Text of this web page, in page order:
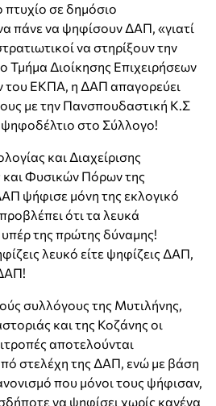
πτυχίο σε δημόσιο
πάνε να ψηφίσουν ΔΑΠ, «γιατί
να στηρίξουν την
Τμήμα Διοίκησης Επιχειρήσεων
του ΕΚΠΑ, η ΔΑΠ απαγορεύει
με την Πανσπουδαστική Κ.Σ
στο Σύλλογο!
και Διαχείρισης
και Φυσικών Πόρων της
ψήφισε μόνη της εκλογικό
ότι τα λευκά
της πρώτης δύναμης!
λευκό είτε ψηφίζεις ΔΑΠ,
συλλόγους της Μυτιλήνης,
και της Κοζάνης οι
αποτελούνται
στελέχη της ΔΑΠ, ενώ με βάση
που μόνοι τους ψήφισαν,
να ψηφίσει χωρίς κανένα